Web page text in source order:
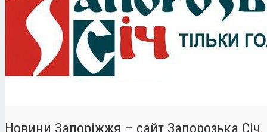
Новини Запоріжжя – сайт Запорозька Січ